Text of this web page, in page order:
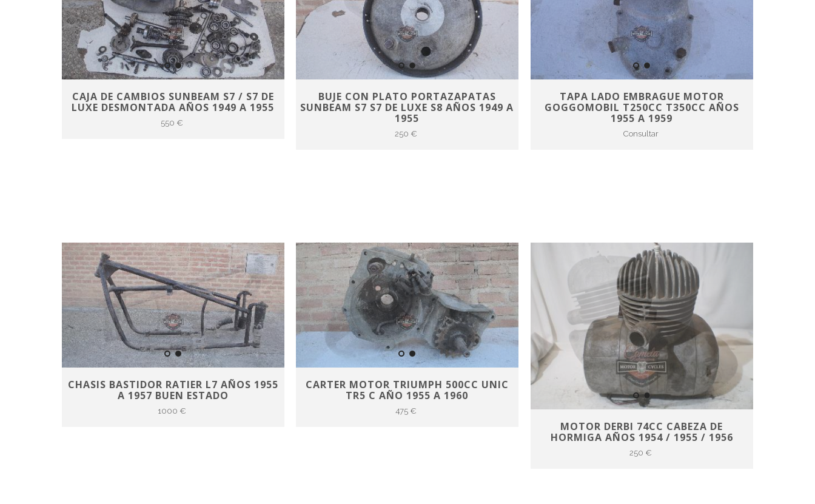
CAJA DE CAMBIOS SUNBEAM S7 / S7 DE
LUXE DESMONTADA AÑOS 1949 A 1955
550 €
BUJE CON PLATO PORTAZAPATAS
SUNBEAM S7 S7 DE LUXE S8 AÑOS 1949 A
1955
250 €
TAPA LADO EMBRAGUE MOTOR
GOGGOMOBIL T250CC T350CC AÑOS
1955 A 1959
Consultar
CHASIS BASTIDOR RATIER L7 AÑOS 1955
A 1957 BUEN ESTADO
1000 €
CARTER MOTOR TRIUMPH 500CC UNIC
TR5 C AÑO 1955 A 1960
475 €
MOTOR DERBI 74CC CABEZA DE
HORMIGA AÑOS 1954 / 1955 / 1956
250 €